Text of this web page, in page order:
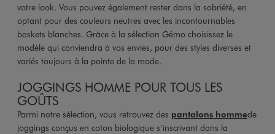
votre look. Vous pouvez également rester dans la sobriété, en
optant pour des couleurs neutres avec les incontournables
baskets blanches. Grâce à la sélection Gémo choisissez le
modèle qui conviendra à vos envies, pour des styles diverses et
variés toujours à la pointe de la mode.
JOGGINGS HOMME POUR TOUS LES
GOÛTS
Parmi notre sélection, vous retrouvez des pantalons hommede
joggings conçus en coton biologique s’inscrivant dans la